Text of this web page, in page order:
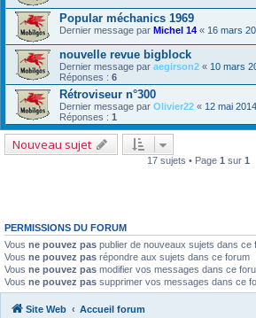
Popular méchanics 1969
Dernier message par Michel 14 « 16 mars
nouvelle revue bigblock
Dernier message par aegirson2 « 10 mars
Réponses : 6
Rétroviseur n°300
Dernier message par Olivier22 « 12 mai
Réponses : 1
Nouveau sujet
17 sujets • Page 1 sur 1
PERMISSIONS DU FORUM
Vous ne pouvez pas publier de nouveaux sujets dans ce
Vous ne pouvez pas répondre aux sujets dans ce forum
Vous ne pouvez pas modifier vos messages dans ce
Vous ne pouvez pas supprimer vos messages dans ce
Site Web Accueil forum